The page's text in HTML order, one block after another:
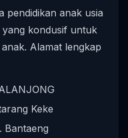
pendidikan anak usia
yang kondusif untuk
Alamat lengkap
Keke
Bantaeng